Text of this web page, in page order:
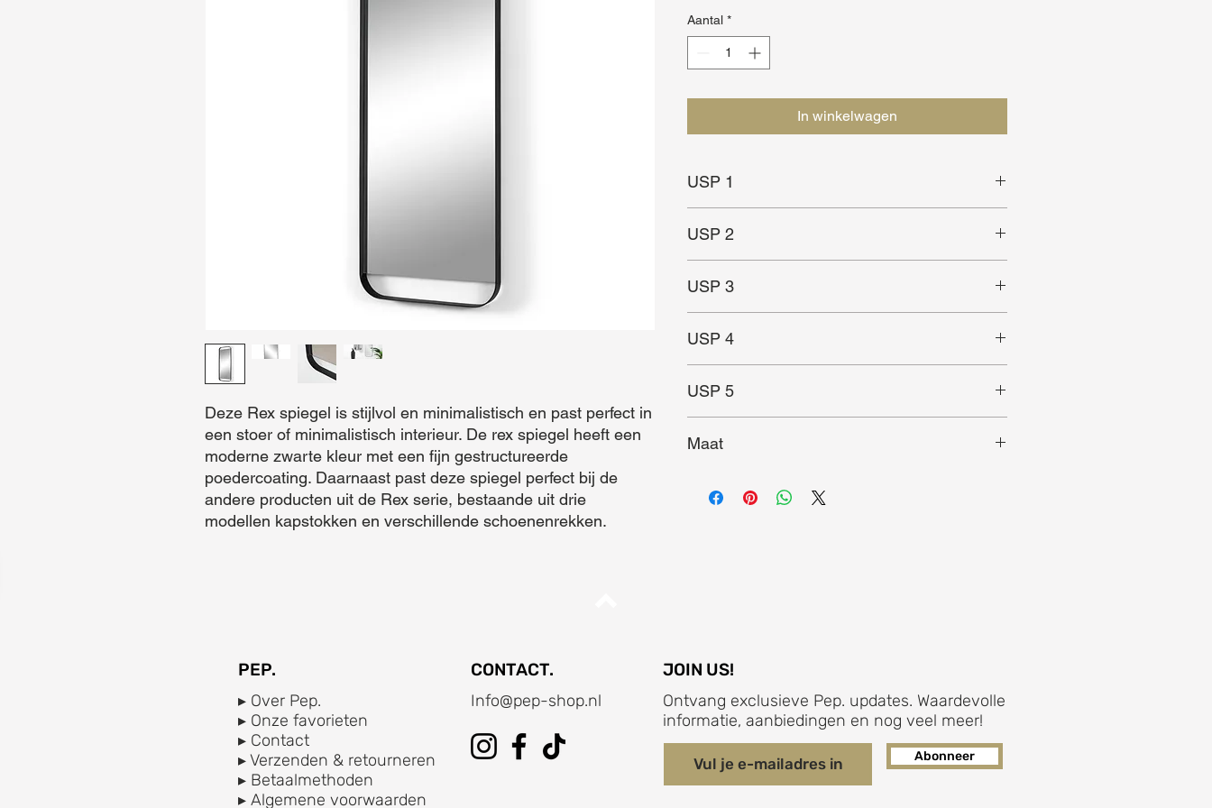
Deze Rex spiegel is stijlvol en minimalistisch en past perfect in
een stoer of minimalistisch interieur. De rex spiegel heeft een
moderne zwarte kleur met een fijn gestructureerde
poedercoating. Daarnaast past deze spiegel perfect bij de
andere producten uit de Rex serie, bestaande uit drie
modellen kapstokken en verschillende schoenenrekken.
Aantal *
In winkelwagen
USP 1
USP 2
USP 3
USP 4
USP 5
Maat
PEP. CONTACT. JOIN US!
▸ Over Pep.
▸ Onze favorieten
▸ Contact
▸ Verzenden & retourneren
▸ Betaalmethoden
▸ Algemene voorwaarden
Info@pep-shop.nl
Abonneer
Ontvang exclusieve Pep. updates. Waardevolle
informatie, aanbiedingen en nog veel meer!